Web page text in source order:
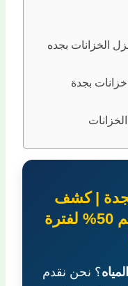
الخزانات بجده
بجدة
| كشف
وإصلاح التسربات (خصم 50% لفترة
؟ نحن نقدم